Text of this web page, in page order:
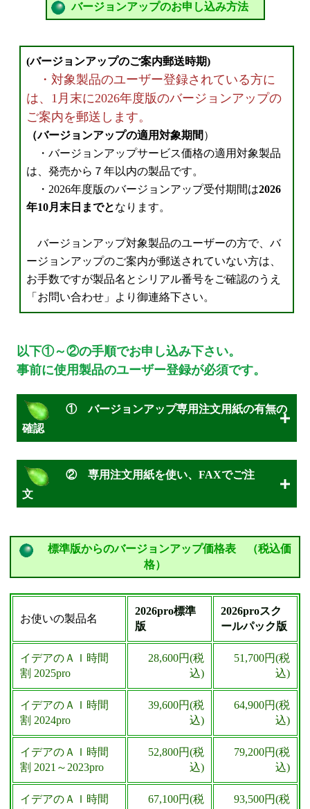
バージョンアップのお申し込み方法
(バージョンアップのご案内郵送時期)
・対象製品のユーザー登録されている方に
は、1月末に2026年度版のバージョンアップの
ご案内を郵送します。
（バージョンアップの適用対象期間 ）
・バージョンアップサービス価格の適用対象製品
は、発売から７年以内の製品です。
・2026年度版のバージョンアップ受付期間は2026
年10月末日までとなります。
バージョンアップ対象製品のユーザーの方で、バ
ージョンアップのご案内が郵送されていない方は、
お手数ですが製品名とシリアル番号をご確認のうえ
「お問い合わせ」より御連絡下さい。
以下①～②の手順でお申し込み下さい。
事前に使用製品のユーザー登録が必須です。
① バージョンアップ専用注文用紙の有無の
確認
確認
②専用用紙を使
い、FAXでご注文へ
①－①現在の製品名とシリアル番号の確認
①－② バージョンアップ対象の有無の確
認
② 専用注文用紙を使い、FAXでご注
文
標準版からのバージョンアップ価格表 （税込価
格）
お使いの製品名
2026pro標準
版
2026proスク
ールパック版
イデアのＡＩ時間
割 2025pro
28,600円(税
込)
51,700円(税
込)
イデアのＡＩ時間
割 2024pro
39,600円(税
込)
64,900円(税
込)
イデアのＡＩ時間
割 2021～2023pro
52,800円(税
込)
79,200円(税
込)
イデアのＡＩ時間
67,100円(税
93,500円(税